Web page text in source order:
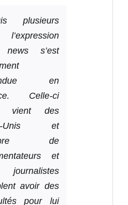
plusieurs
l’expression
news s’est
en
Celle-ci
vient des
Unis et
de
et
avoir des
pour lui